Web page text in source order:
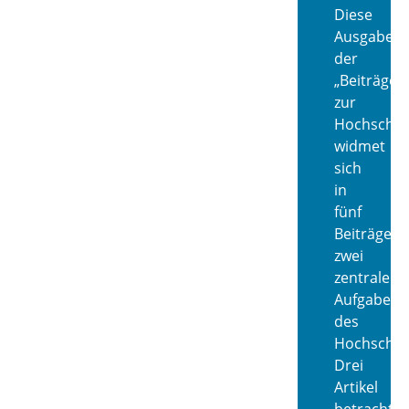
Diese
Ausgabe
der
„Beiträge
zur
widmet
sich
in
fünf
Beiträgen
zwei
zentralen
Aufgaben
des
Drei
Artikel